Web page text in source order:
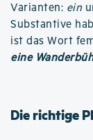
Varianten: ein
Substantive
ist das Wort
eine
Die richtige